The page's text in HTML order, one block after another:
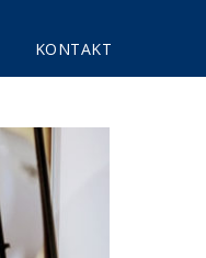
KONTAKT